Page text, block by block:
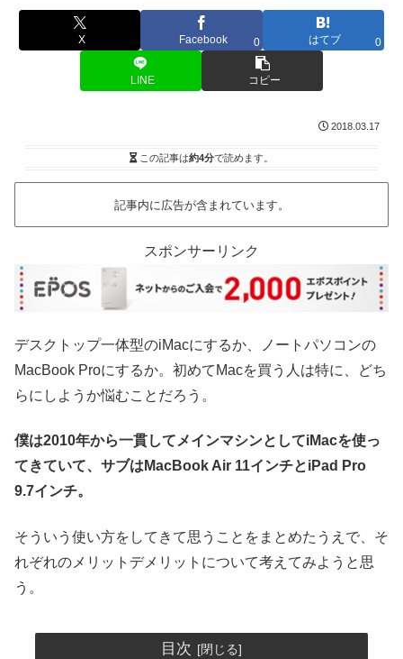
X Facebook 0 はてブ 0
LINE コピー
2018.03.17
この記事は約4分で読めます。
記事内に広告が含まれています。
スポンサーリンク
デスクトップ一体型のiMacにするか、ノートパソコンの
MacBook Proにするか。初めてMacを買う人は特に、どち
らにしようか悩むことだろう。
僕は2010年から一貫してメインマシンとしてiMacを使っ
てきていて、サブはMacBook Air 11インチとiPad Pro
9.7インチ。
そういう使い方をしてきて思うことをまとめたうえで、そ
れぞれのメリットデメリットについて考えてみようと思
う。
目次